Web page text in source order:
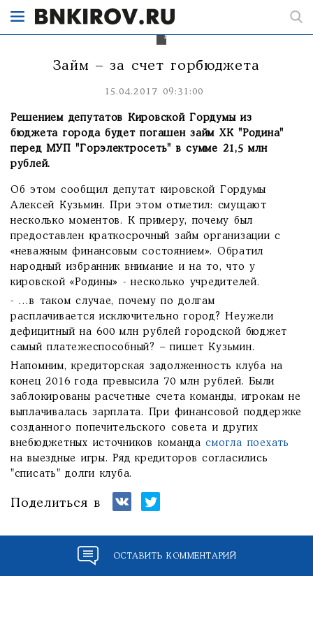
заема
"Родины".
Займ – за счет горбюджета
15.04.2017 09:31:00
Решением депутатов Кировской Гордумы из
бюджета города будет погашен займ ХК "Родина"
перед МУП "Горэлектросеть" в сумме 21,5 млн
рублей.
Об этом сообщил депутат кировской Гордумы
Алексей Кузьмин. При этом отметил: смущают
несколько моментов. К примеру, почему был
предоставлен краткосрочный займ организации с
«неважным финансовым состоянием». Обратил
народный избранник внимание и на то, что у
кировской «Родины» - несколько учредителей.
- …в таком случае, почему по долгам
расплачивается исключительно город? Неужели
дефицитный на 600 млн рублей городской бюджет
самый платежеспособный? – пишет Кузьмин.
Напомним, кредиторская задолженность клуба на
конец 2016 года превысила 70 млн рублей. Были
заблокированы расчетные счета команды, игрокам не
выплачивалась зарплата. При финансовой поддержке
созданного попечительского совета и других
внебюджетных источников командасмогла поехать
на выездные игры. Ряд кредиторов согласились
"списать" долги клуба.
Поделиться в
ОСТАВИТЬ КОММЕНТАРИЙ